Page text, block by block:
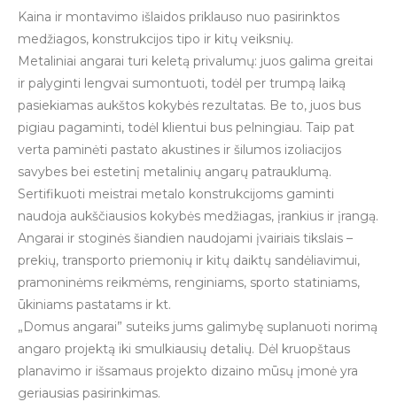
Kaina ir montavimo išlaidos priklauso nuo pasirinktos
medžiagos, konstrukcijos tipo ir kitų veiksnių.
Metaliniai angarai turi keletą privalumų: juos galima greitai
ir palyginti lengvai sumontuoti, todėl per trumpą laiką
pasiekiamas aukštos kokybės rezultatas. Be to, juos bus
pigiau pagaminti, todėl klientui bus pelningiau. Taip pat
verta paminėti pastato akustines ir šilumos izoliacijos
savybes bei estetinį metalinių angarų patrauklumą.
Sertifikuoti meistrai metalo konstrukcijoms gaminti
naudoja aukščiausios kokybės medžiagas, įrankius ir įrangą.
Angarai ir stoginės šiandien naudojami įvairiais tikslais –
prekių, transporto priemonių ir kitų daiktų sandėliavimui,
pramoninėms reikmėms, renginiams, sporto statiniams,
ūkiniams pastatams ir kt.
„Domus angarai” suteiks jums galimybę suplanuoti norimą
angaro projektą iki smulkiausių detalių. Dėl kruopštaus
planavimo ir išsamaus projekto dizaino mūsų įmonė yra
geriausias pasirinkimas.